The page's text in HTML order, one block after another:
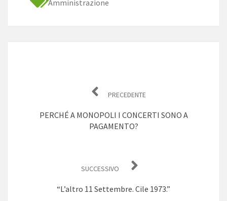
Amministrazione
PRECEDENTE
PERCHÉ A MONOPOLI I CONCERTI SONO A
PAGAMENTO?
SUCCESSIVO
“L’altro 11 Settembre. Cile 1973.”